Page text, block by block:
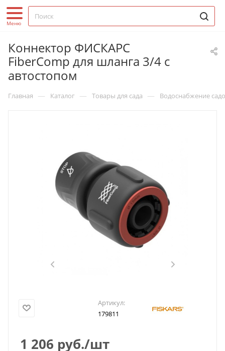
Коннектор ФИСКАРС
FiberComp для шланга 3/4 с
автостопом
Главная — Каталог — Товары для сада — Водоснабжение
Артикул:
179811
1 206 руб./шт